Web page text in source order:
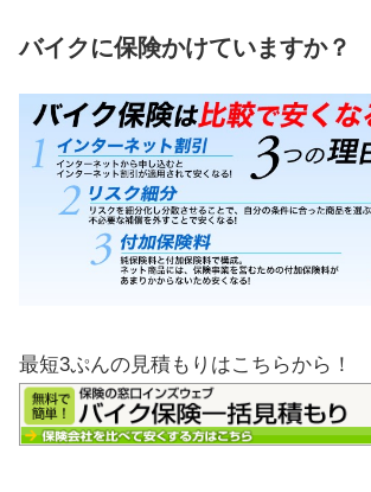
バイクに保険かけていますか？
最短3ぷんの見積もりはこちらから！